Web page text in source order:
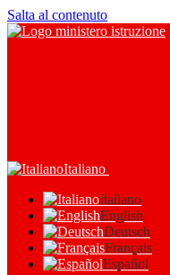
Salta al contenuto
Italiano
Italiano
English
Deutsch
Français
Español